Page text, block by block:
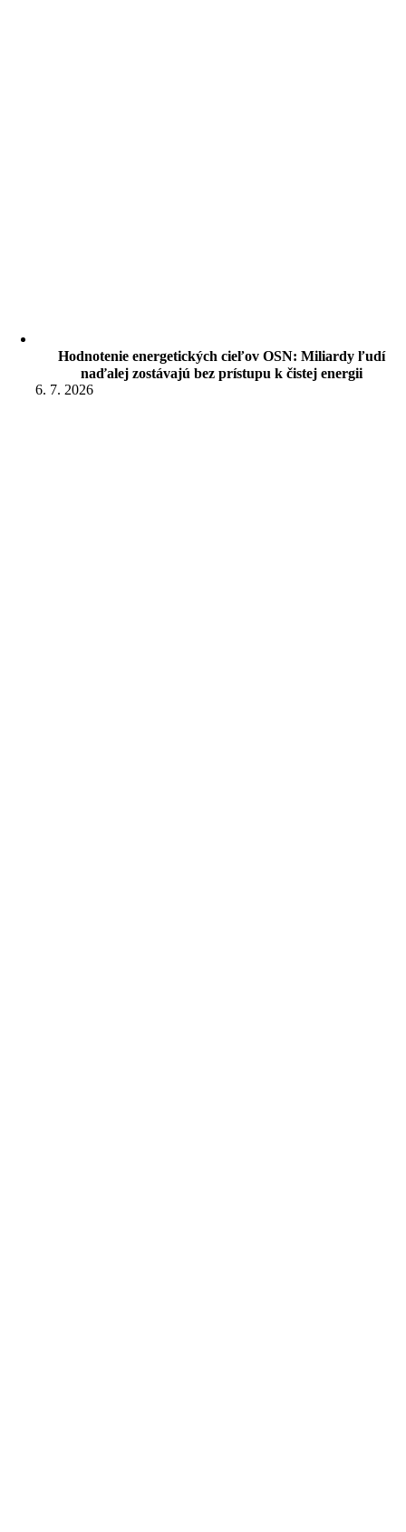
Hodnotenie energetických cieľov OSN: Miliardy ľudí
naďalej zostávajú bez prístupu k čistej energii
6. 7. 2026